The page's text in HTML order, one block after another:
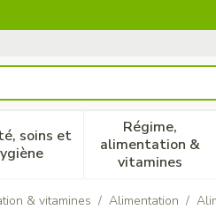
soins et
Afficher le sous-menu pour
Régime,
alimentation &
vitamines
Afficher
& vitamines / Alimentation /